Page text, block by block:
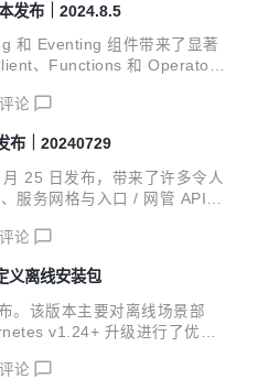
的发展和应用。
发布｜2024.8.5
和 Eventing 组件带来了显著
、Functions 和 Operator
评论
布｜20240729
25 日发布，带来了许多令人
服务网格与入口 / 网管 API、
评论
义离线安装包
。该版本主要对离线场景部
v1.24+ 升级进行了优
评论